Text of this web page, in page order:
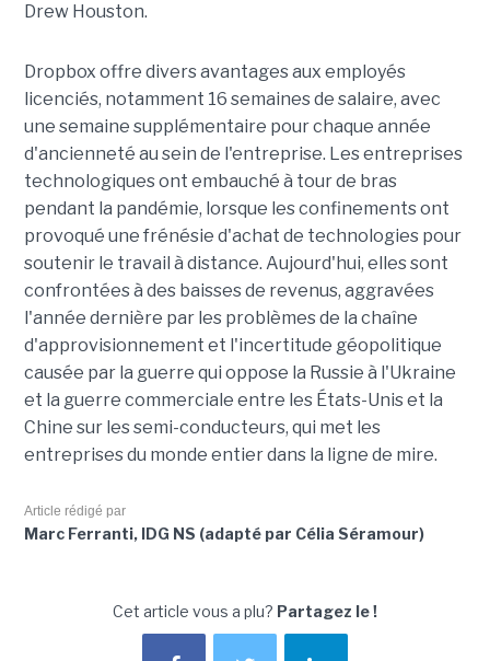
Drew Houston.
Dropbox offre divers avantages aux employés
licenciés, notamment 16 semaines de salaire, avec
une semaine supplémentaire pour chaque année
d'ancienneté au sein de l'entreprise. Les entreprises
technologiques ont embauché à tour de bras
pendant la pandémie, lorsque les confinements ont
provoqué une frénésie d'achat de technologies pour
soutenir le travail à distance. Aujourd'hui, elles sont
confrontées à des baisses de revenus, aggravées
l'année dernière par les problèmes de la chaîne
d'approvisionnement et l'incertitude géopolitique
causée par la guerre qui oppose la Russie à l'Ukraine
et la guerre commerciale entre les États-Unis et la
Chine sur les semi-conducteurs, qui met les
entreprises du monde entier dans la ligne de mire.
Article rédigé par
Marc Ferranti, IDG NS (adapté par Célia Séramour)
Cet article vous a plu? Partagez le !